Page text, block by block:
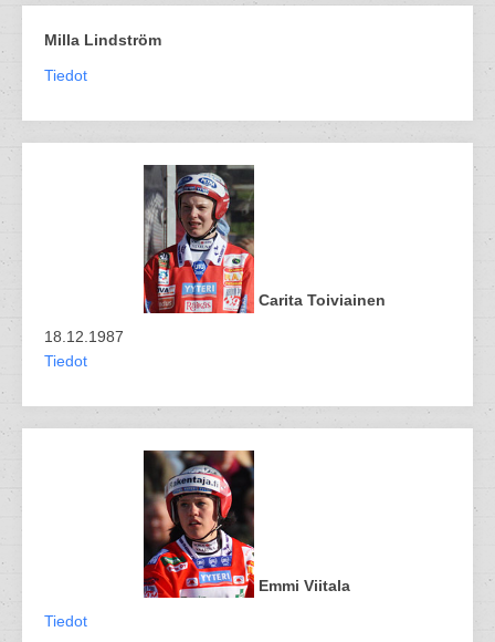
Milla Lindström
Tiedot
Carita Toiviainen
18.12.1987
Tiedot
Emmi Viitala
Tiedot